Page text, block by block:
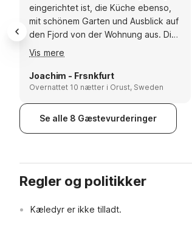
eingerichtet ist, die Küche ebenso,
mit schönem Garten und Ausblick auf
den Fjord von der Wohnung aus. Die
unmittelbar nahe Fähre ist kaum
wahrnehmbar Empfehlungen:
Aktuelles Kartenmaterial für
Wanderungen und Fahrradausflüge
und Touren mit dem Autor am besten
Vorab besorgen, mit entsprechend
keine auf der Insel Flatön. Einzige
Essengehen nur beim Handelsman
Vis mere
Joachim - Frsnkfurt
Overnattet 10 nætter i Orust, Sweden
Se alle 8 Gæstevurderinger
Regler og politikker
Kæledyr er ikke tilladt.